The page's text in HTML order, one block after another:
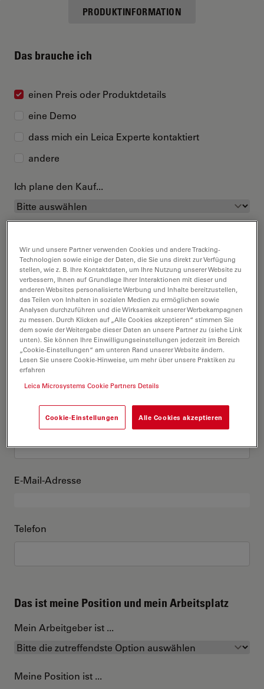
PRODUKTINFORMATION
Das brauche ich
einen Preis oder Produktdetails
eine Demo
dass mich ein Leica Experte kontaktiert
andere
Ich plane den Kauf...
Das bin ich
Akademischer Grad
Vorname
Nachname
E-Mail-Adresse
Telefon
Das ist meine Position und mein Arbeitsplatz
Mein Arbeitgeber ist ...
Meine Position ist ...
Wir und unsere Partner verwenden Cookies und andere Tracking-
Technologien sowie einige der Daten, die Sie uns direkt zur Verfügung
stellen, wie z. B. Ihre Kontaktdaten, um Ihre Nutzung unserer Website zu
verbessern, Ihnen auf Grundlage Ihrer Interaktionen mit dieser und
anderen Websites personalisierte Werbung und Inhalte bereitzustellen,
das Teilen von Inhalten in sozialen Medien zu ermöglichen sowie
Analysen durchzuführen und die Wirksamkeit unserer Werbekampagnen
zu messen. Durch Klicken auf „Alle Cookies akzeptieren“ stimmen Sie
dem sowie der Weitergabe dieser Daten an unsere Partner zu (siehe Link
unten). Sie können Ihre Einwilligungseinstellungen jederzeit im Bereich
„Cookie-Einstellungen“ am unteren Rand unserer Website ändern.
Lesen Sie unsere Cookie-Hinweise, um mehr über unsere Praktiken zu
erfahren
Leica Microsystems Cookie Partners Details
Cookie-Einstellungen Alle Cookies akzeptieren